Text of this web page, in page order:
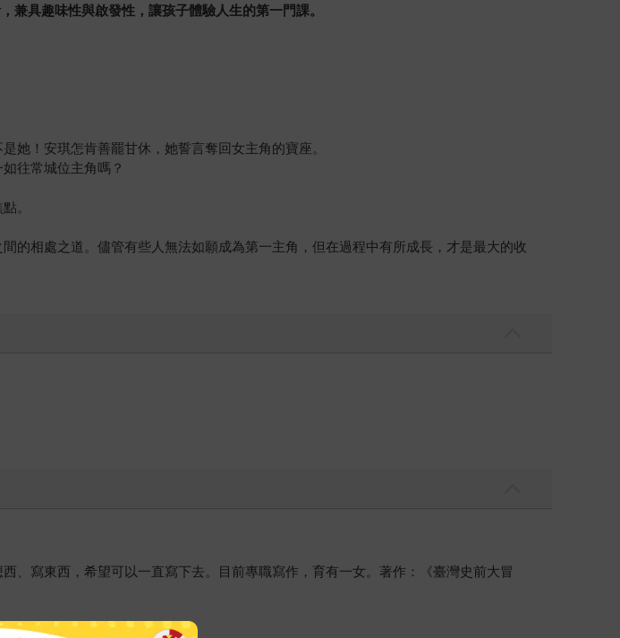
兼具趣味性與啟發性，讓孩子體驗人生的第一門課。
她！安琪怎肯善罷甘休，她誓言奪回女主角的寶座。
往常城位主角嗎？
。
的相處之道。儘管有些人無法如願成為第一主角，但在過程中有所成長，才是最大的收
、寫東西，希望可以一直寫下去。目前專職寫作，育有一女。著作：《臺灣史前大冒